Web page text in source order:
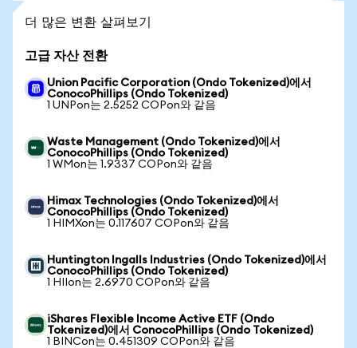
더 많은 변환 살펴보기
고급 자산 전환
Union Pacific Corporation (Ondo Tokenized)에서
ConocoPhillips (Ondo Tokenized)
1 UNPon는 2.5252 COPon와 같음
Waste Management (Ondo Tokenized)에서
ConocoPhillips (Ondo Tokenized)
1 WMon는 1.9337 COPon와 같음
Himax Technologies (Ondo Tokenized)에서
ConocoPhillips (Ondo Tokenized)
1 HIMXon는 0.117607 COPon와 같음
Huntington Ingalls Industries (Ondo Tokenized)에서
ConocoPhillips (Ondo Tokenized)
1 HIIon는 2.6970 COPon와 같음
iShares Flexible Income Active ETF (Ondo
Tokenized)에서 ConocoPhillips (Ondo Tokenized)
1 BINCon는 0.451309 COPon와 같음